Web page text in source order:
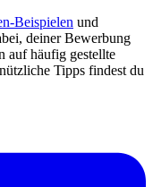
Beispielen und
deiner Bewerbung
auf häufig gestellte
Tipps findest du